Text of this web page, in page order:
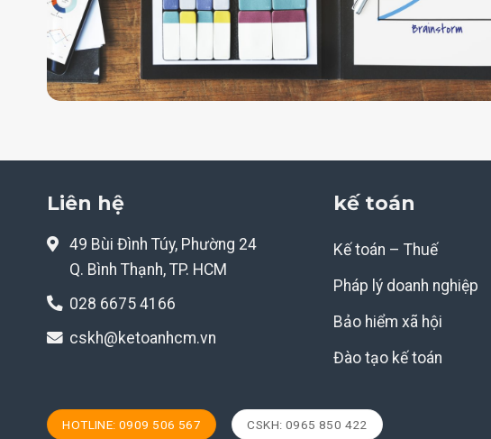
Liên hệ
49 Bùi Đình Túy, Phường 24
Q. Bình Thạnh, TP. HCM
028 6675 4166
cskh@ketoanhcm.vn
kế toán
Kế toán – Thuế
Pháp lý doanh nghiệp
Bảo hiểm xã hội
Đào tạo kế toán
HOTLINE: 0909 506 567 CSKH: 0965 850 422